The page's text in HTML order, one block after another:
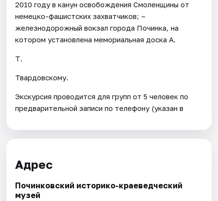
2010 году в канун освобождения Смоленщины от
немецко-фашистских захватчиков; –
железнодорожный вокзал города Починка, на
котором установлена мемориальная доска А.
Т.
Твардовскому.
Экскурсия проводится для групп от 5 человек по
предварительной записи по телефону (указан в
Адрес
Починковский историко-краеведческий
музей